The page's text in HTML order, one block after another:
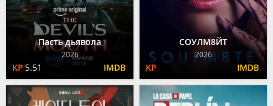
Пасть дьявола
2026
5.51
СОУЛМ8ЙТ
2026